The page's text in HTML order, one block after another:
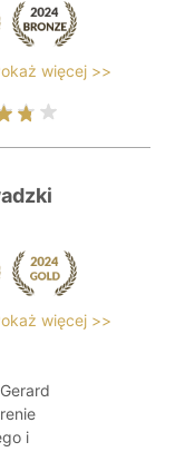
więcej >>
więcej >>
i